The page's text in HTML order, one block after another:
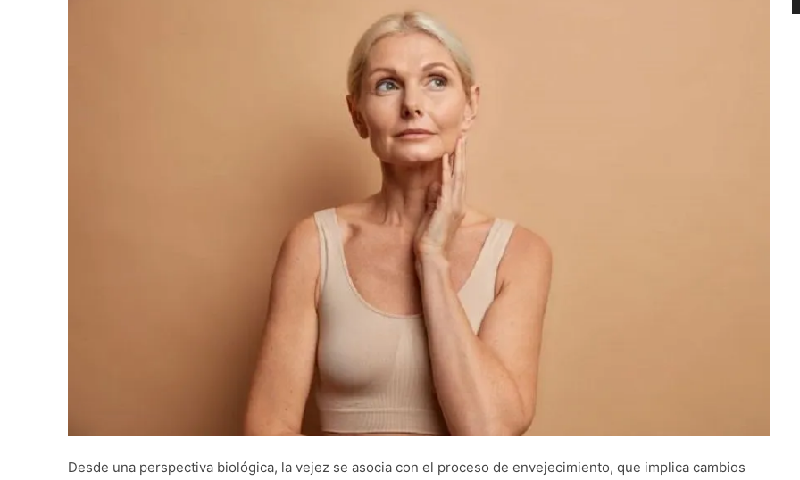
Desde una perspectiva biológica, la vejez se asocia con el proceso de envejecimiento, que implica cambios